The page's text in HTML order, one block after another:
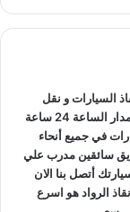
مدار الساعة و
كان عطل او
مما يجعل
:السياراتو نقل
والمعدات ولدينا اسطول سيارات يعمل علي مدار الساعة 24 ساعة
في جميع أنحاء
سائقين مدرب علي
أتصل بنا الان
الرواد هو اسرع